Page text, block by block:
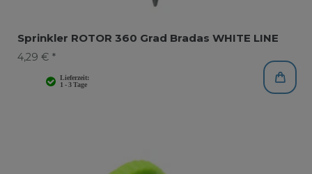
Sprinkler ROTOR 360 Grad Bradas WHITE LINE
4,29 € *